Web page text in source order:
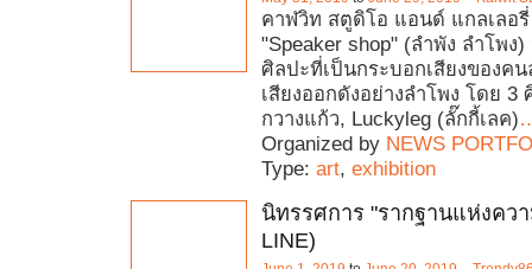
คาฬวิท สตูดิโอ แอนด์ แกลเลอ
"Speaker shop" (ลำพัง ลำโพง
ศิลปะที่เป็นกระบอกเสียงของค
เสียงออกดังอย่างลำโพง โดย
กวางแก้ว, Luckyleg (ลั๊กกี้เลค)
Organized by NEWS
Type: art, exhibition
นิทรรศการ "รากฐานแห่งคว
LINE)